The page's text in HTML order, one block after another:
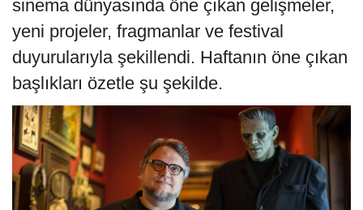
sinema dünyasında öne çıkan gelişmeler,
yeni projeler, fragmanlar ve festival
duyurularıyla şekillendi. Haftanın öne çıkan
başlıkları özetle şu şekilde.